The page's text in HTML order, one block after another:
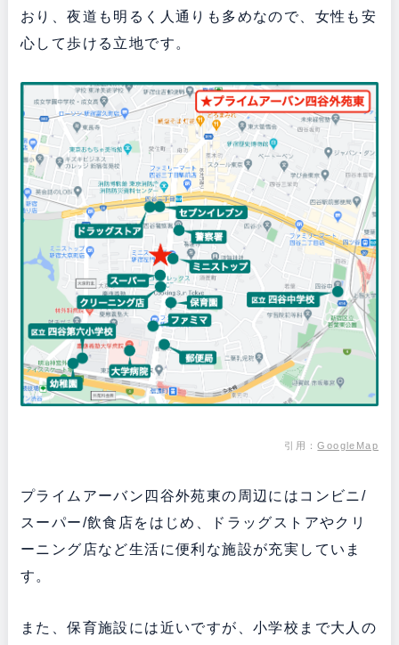
おり、夜道も明るく人通りも多めなので、女性も安
心して歩ける立地です。
引用：GoogleMap
プライムアーバン四谷外苑東の周辺にはコンビニ/
スーパー/飲食店をはじめ、ドラッグストアやクリ
ーニング店など生活に便利な施設が充実していま
す。
また、保育施設には近いですが、小学校まで大人の